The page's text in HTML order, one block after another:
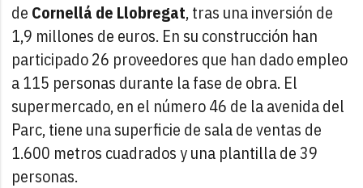
de Cornellá de Llobregat, tras una inversión de
1,9 millones de euros. En su construcción han
participado 26 proveedores que han dado empleo
a 115 personas durante la fase de obra. El
supermercado, en el número 46 de la avenida del
Parc, tiene una superficie de sala de ventas de
1.600 metros cuadrados y una plantilla de 39
personas.